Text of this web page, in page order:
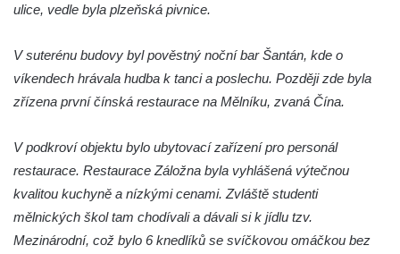
Dům čp. 121 ve Velenicích
Dům čp. 155 ve Velenicích
Dům čp. 33 – bývalá škola ve Velenicích
Bývalá fara ve Velenicích
Dům čp. 68 ve Velenicích
Dům čp. 67 ve Svojkově
Torzo domu čp. 6 ve Svojkově
Městské divadlo Chomutov
ulice, vedle byla plzeňská pivnice.
V suterénu budovy byl pověstný noční bar Šantán, kde o
víkendech hrávala hudba k tanci a poslechu. Později zde byla
zřízena první čínská restaurace na Mělníku, zvaná Čína.
V podkroví objektu bylo ubytovací zařízení pro personál
restaurace. Restaurace Záložna byla vyhlášená výtečnou
kvalitou kuchyně a nízkými cenami. Zvláště studenti
mělnických škol tam chodívali a dávali si k jídlu tzv.
Mezinárodní, což bylo 6 knedlíků se svíčkovou omáčkou bez